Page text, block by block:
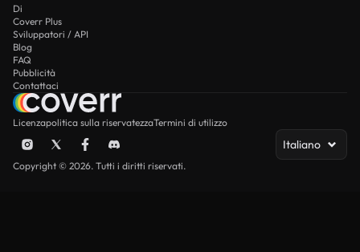
Di
Coverr Plus
Sviluppatori / API
Blog
FAQ
Pubblicità
Contattaci
Licenzapolitica sulla riservatezzaTermini di utilizzo
Italiano
Copyright © 2026. Tutti i diritti riservati.